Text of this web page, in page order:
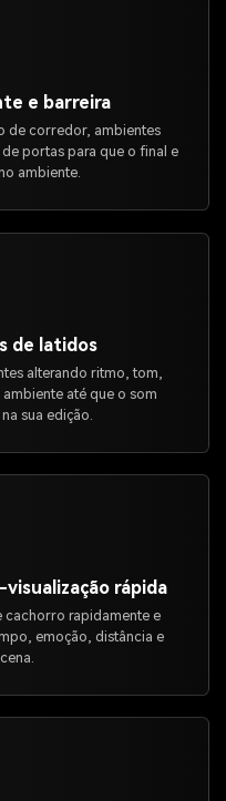
e barreira
de corredor, ambientes
portas para que o final e
ambiente.
de latidos
alterando ritmo, tom,
até que o som
sua edição.
rápida
cachorro rapidamente e
emoção, distância e